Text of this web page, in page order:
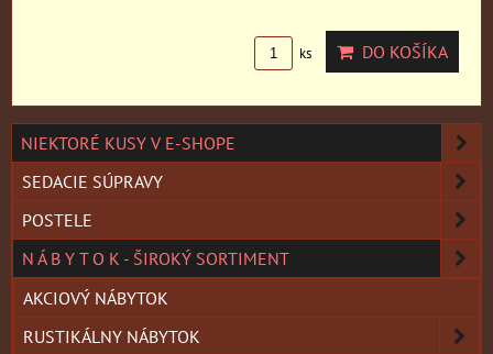
ks DO KOŠÍKA
NIEKTORÉ KUSY V E-SHOPE
SEDACIE SÚPRAVY
POSTELE
N Á B Y T O K - ŠIROKÝ SORTIMENT
AKCIOVÝ NÁBYTOK
RUSTIKÁLNY NÁBYTOK